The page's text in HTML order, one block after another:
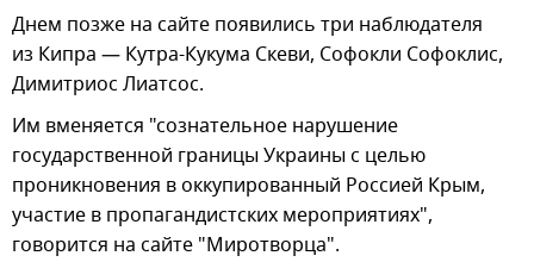
Днем позже на сайте появились три наблюдателя
из Кипра — Кутра-Кукума Скеви, Софокли Софоклис,
Димитриос Лиатсос.
Им вменяется "сознательное нарушение
государственной границы Украины с целью
проникновения в оккупированный Россией Крым,
участие в пропагандистских мероприятиях",
говорится на сайте "Миротворца".